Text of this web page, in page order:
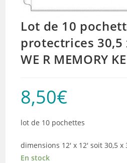
Lot de 10
protectrices 30,5
WE R MEMORY
8,50€
lot de 10 pochettes
dimensions 12′ x 12′ soit 30,5 x
En stock